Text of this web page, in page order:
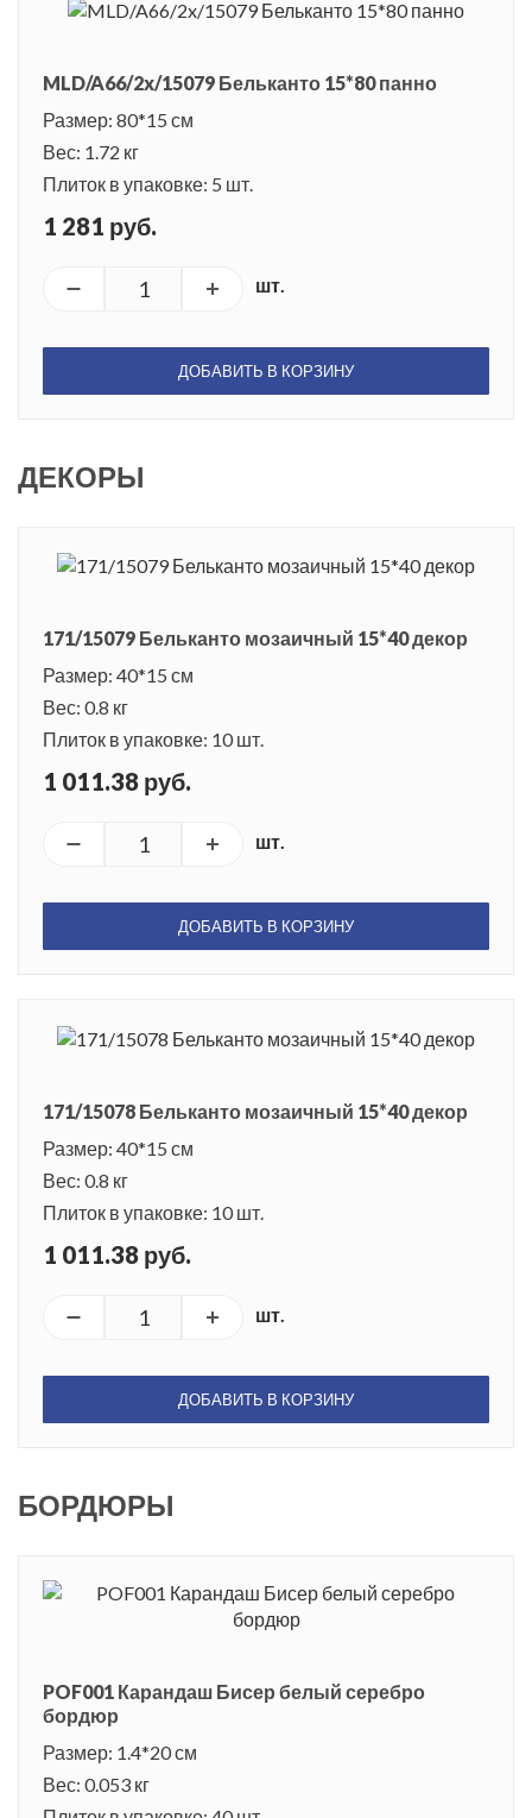
MLD/A66/2x/15079 Бельканто 15*80 панно
Размер: 80*15 см
Вес: 1.72 кг
Плиток в упаковке: 5 шт.
1 281 руб.
шт.
ДОБАВИТЬ В КОРЗИНУ
ДЕКОРЫ
171/15079 Бельканто мозаичный 15*40 декор
Размер: 40*15 см
Вес: 0.8 кг
Плиток в упаковке: 10 шт.
1 011.38 руб.
шт.
ДОБАВИТЬ В КОРЗИНУ
171/15078 Бельканто мозаичный 15*40 декор
Размер: 40*15 см
Вес: 0.8 кг
Плиток в упаковке: 10 шт.
1 011.38 руб.
шт.
ДОБАВИТЬ В КОРЗИНУ
БОРДЮРЫ
POF001 Карандаш Бисер белый серебро
бордюр
Размер: 1.4*20 см
Вес: 0.053 кг